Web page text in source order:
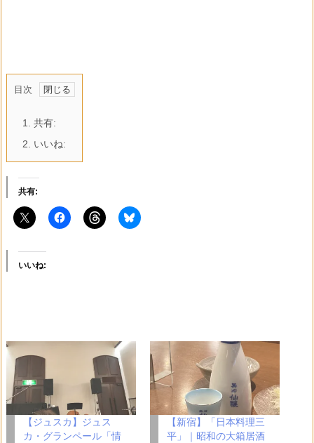
目次
1.
共有:
2.
いいね:
共有:
いいね:
【ジュスカ】ジュス
カ・グランペール「情
【新宿】「日本料理三
平」｜昭和の大箱居酒